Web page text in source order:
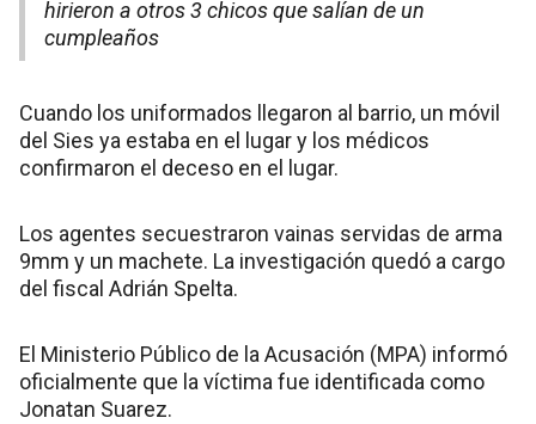
hirieron a otros 3 chicos que salían de un
cumpleaños
Cuando los uniformados llegaron al barrio, un móvil
del Sies ya estaba en el lugar y los médicos
confirmaron el deceso en el lugar.
Los agentes secuestraron vainas servidas de arma
9mm y un machete. La investigación quedó a cargo
del fiscal Adrián Spelta.
El Ministerio Público de la Acusación (MPA) informó
oficialmente que la víctima fue identificada como
Jonatan Suarez.